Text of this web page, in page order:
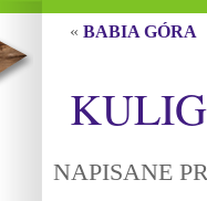
« BABIA GÓRA
NAPISANE